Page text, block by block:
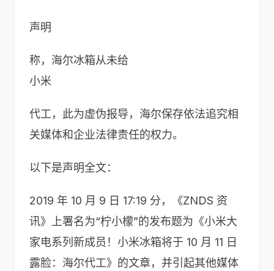
声明
称，海尔冰箱从未给
小米
代工，此为虚伪报导，海尔保存依法追究相
关媒体和企业法律责任的权力。
以下是声明全文：
2019 年 10 月 9 日 17:19 分，《ZNDS 资
讯》上署名为“柠小檬”的发布题为《小米大
家电系列新成员！小米冰箱将于 10 月 11 日
露脸：海尔代工》的文章，并引起其他媒体